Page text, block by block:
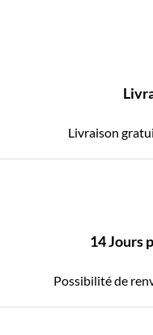
Livraison
14 Jours
Possibilité de